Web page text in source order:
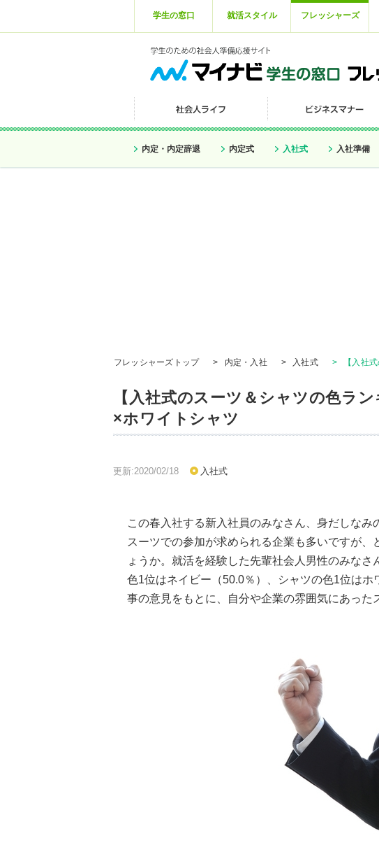
学生の窓口 就活スタイル フレッシャーズ
内定・内定辞退 内定式 入社式 入社準備
フレッシャーズトップ > 内定・入社 > 入社式 > 【入社
【入社式のスーツ＆シャツの色ラ
×ホワイトシャツ
更新:2020/02/18 入社式
この春入社する新入社員のみなさん、身だしな
スーツでの参加が求められる企業も多いですが
ょうか。就活を経験した先輩社会人男性のみな
色1位はネイビー（50.0％）、シャツの色1位は
事の意見をもとに、自分や企業の雰囲気にあった